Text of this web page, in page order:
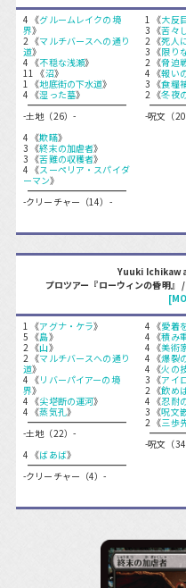
4 《グルームレイクの境
界》
2 《マルチバースへの通り
道》
4 《不穏な浅瀬》
11 《沼》
1 《地底街の下水道》
4 《湿った墓》
-土地（26）-
4 《欺瞞》
3 《終末の加虐者》
3 《苦難の収穫者》
4 《スーペリア・スパイダ
ーマン》
-クリーチャー（14）-
1 《大反
3 《苦々
2 《死人
3 《限り
2 《脅迫
4 《報い
3 《食糧
2 《冬夜
-呪文（
Yuuki
プロツアー『ローウィンの昏明』
1 《アグナ・ケラ》
5 《島》
2 《山》
2 《マルチバースへの通り
道》
4 《リバーパイアーの境
界》
4 《尖塔断の運河》
4 《蒸気孔》
-土地（22）-
4 《ばあば》
-クリーチャー（4）-
4 《愛着
4 《積み
4 《美術
4 《爆裂
4 《火の
3 《アイ
2 《飲め
4 《忍耐
3 《呪文
2 《三歩
-呪文（